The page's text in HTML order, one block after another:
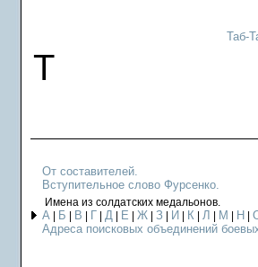
Таб-
Т
От составителей.
Вступительное слово Фурсенко.
Имена из солдатских медальонов.
А Б В Г Д Е Ж З И К Л М Н
Адреса поисковых объединений